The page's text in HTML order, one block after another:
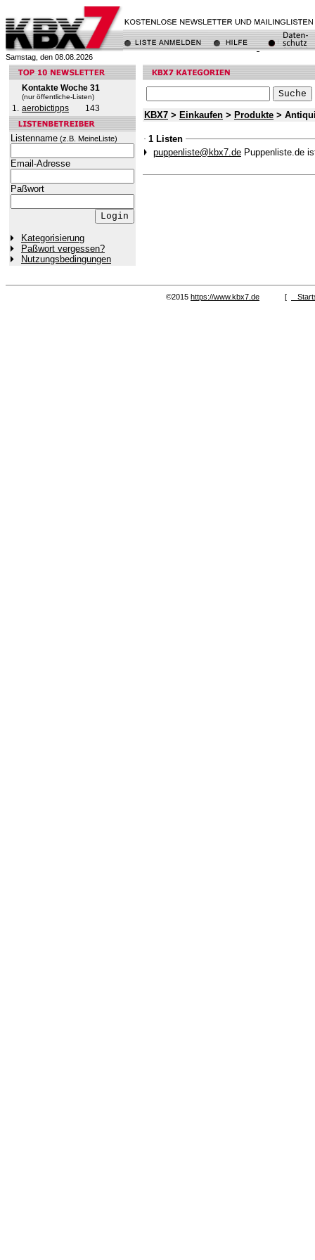
Samstag, den 08.08.2026
Kontakte Woche 31
(nur öffentliche-Listen)
1. aerobictipps 143
Listenname (z.B. MeineListe)
Email-Adresse
Paßwort
Kategorisierung
Paßwort vergessen?
Nutzungsbedingungen
KBX7 > Einkaufen > Produkte >
1 Listen
puppenliste@kbx7.de Puppenliste.de
©2015 https://www.kbx7.de [